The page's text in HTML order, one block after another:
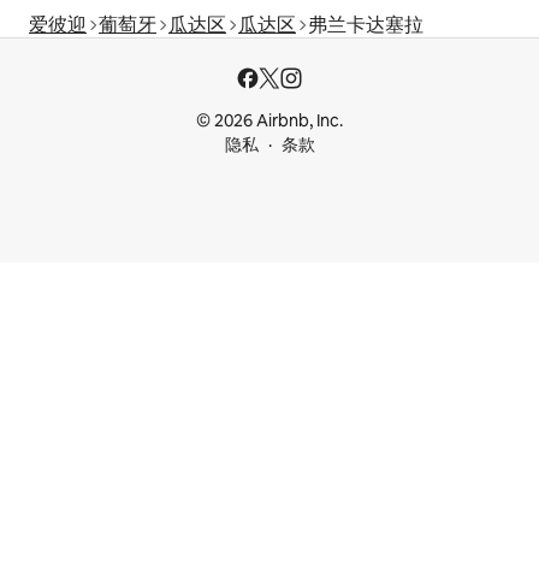
爱彼迎 葡萄牙 瓜达区 瓜达区 弗兰卡达塞拉
© 2026 Airbnb, Inc.
隐私
条款